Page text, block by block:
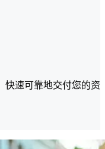
快速可靠地交付您的资